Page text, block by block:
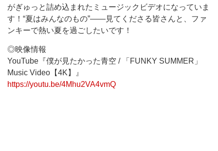
がぎゅっと詰め込まれたミュージックビデオになっていま
す！“夏はみんなのもの”――見てくださる皆さんと、ファ
ンキーで熱い夏を過ごしたいです！
◎映像情報
YouTube『僕が見たかった青空 / 「FUNKY SUMMER」
Music Video【4K】』
https://youtu.be/4Mhu2VA4vmQ